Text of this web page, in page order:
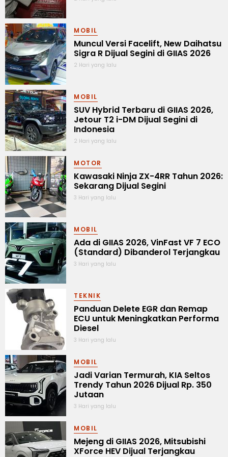
MOBIL
Muncul Versi Facelift, New Daihatsu
Sigra R Dijual Segini di GIIAS 2026
2 Hari yang lalu
MOBIL
SUV Hybrid Terbaru di GIIAS 2026,
Jetour T2 i-DM Dijual Segini di
Indonesia
2 Hari yang lalu
MOTOR
Kawasaki Ninja ZX-4RR Tahun 2026:
Sekarang Dijual Segini
3 Hari yang lalu
MOBIL
Ada di GIIAS 2026, VinFast VF 7 ECO
(Standard) Dibanderol Terjangkau
3 Hari yang lalu
TEKNIK
Panduan Delete EGR dan Remap
ECU untuk Meningkatkan Performa
Diesel
3 Hari yang lalu
MOBIL
Jadi Varian Termurah, KIA Seltos
Trendy Tahun 2026 Dijual Rp. 350
Jutaan
3 Hari yang lalu
MOBIL
Mejeng di GIIAS 2026, Mitsubishi
XForce HEV Dijual Terjangkau